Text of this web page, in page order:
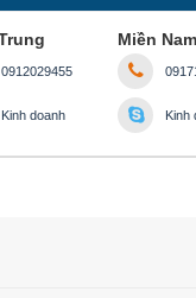
0912029455
Kinh doanh
Miền Nam
Kinh